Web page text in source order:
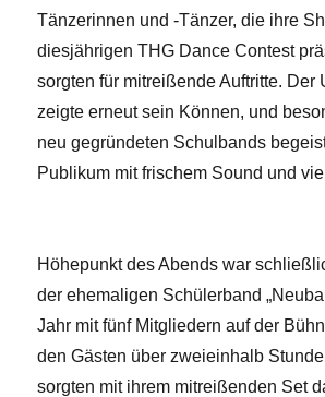
Tänzerinnen und -Tänzer, die ihre
diesjährigen THG Dance Contest
sorgten für mitreißende Auftritte. Der
zeigte erneut sein Können, und
neu gegründeten Schulbands
Publikum mit frischem Sound und
Höhepunkt des Abends war
der ehemaligen Schülerband
Jahr mit fünf Mitgliedern auf der
den Gästen über zweieinhalb
sorgten mit ihrem mitreißenden Set